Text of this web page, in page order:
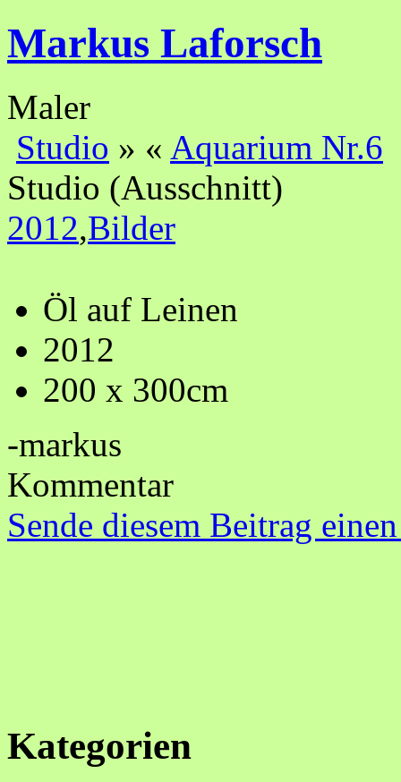
Markus Laforsch
Maler
Studio » « Aquarium Nr.6
Studio (Ausschnitt)
2012,Bilder
Öl auf Leinen
2012
200 x 300cm
-markus
Kommentar
Sende diesem Beitrag
Kategorien